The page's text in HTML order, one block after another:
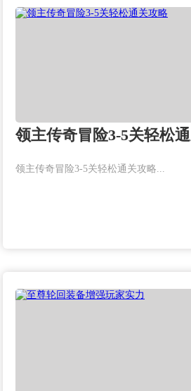
领主传奇冒险3-5关轻松
领主传奇冒险3-5关轻松通关攻略...